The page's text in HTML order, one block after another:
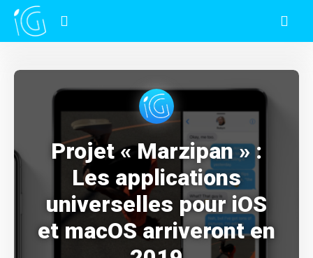
Projet « Marzipan » :
Les applications
universelles pour iOS
et macOS arriveront en